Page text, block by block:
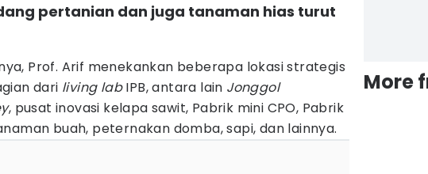
pertanian dan juga tanaman hias turut
Prof. Arif menekankan beberapa lokasi strategis
dari living labIPB, antara lain Jonggol
, pusat inovasi kelapa sawit, Pabrik mini CPO, Pabrik
buah, peternakan domba, sapi, dan lainnya.
More